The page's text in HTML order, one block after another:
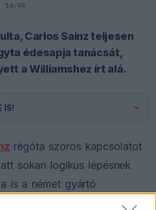
16:40
Carlos Sainz teljesen
édesapja tanácsát,
a Williamshez írt alá.
IS!
régóta szoros kapcsolatot
sokan logikus lépésnek
is a német gyártó
Mattia Binotto elárulta, a